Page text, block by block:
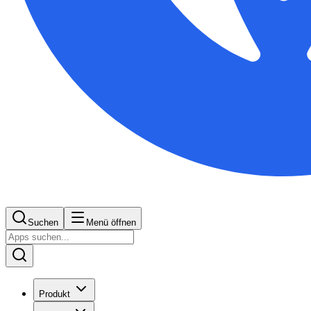
Suchen Menü öffnen
Produkt